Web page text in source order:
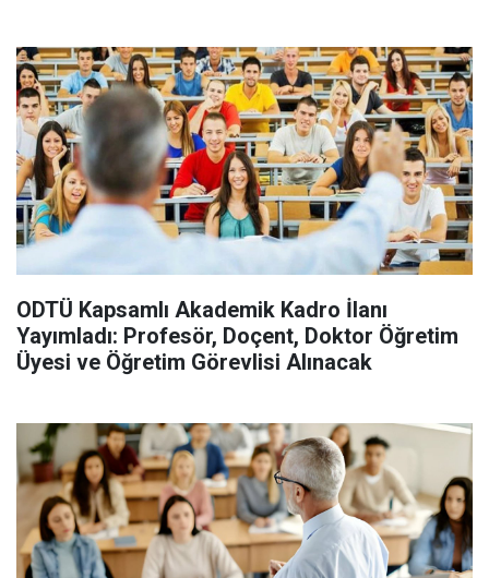
ODTÜ Kapsamlı Akademik Kadro İlanı
Yayımladı: Profesör, Doçent, Doktor Öğretim
Üyesi ve Öğretim Görevlisi Alınacak